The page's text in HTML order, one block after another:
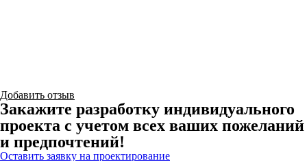
Добавить отзыв
Закажите разработку индивидуального
проекта с учетом всех ваших пожеланий
и предпочтений!
Оставить заявку на проектирование